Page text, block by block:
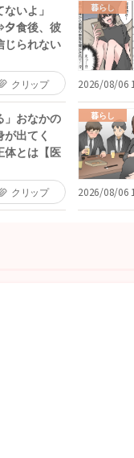
いよ」
食後、彼
じられない
クリップ
暮らし
2026/08/06
」おなかの
出てく
体とは【医
クリップ
暮らし
2026/08/06